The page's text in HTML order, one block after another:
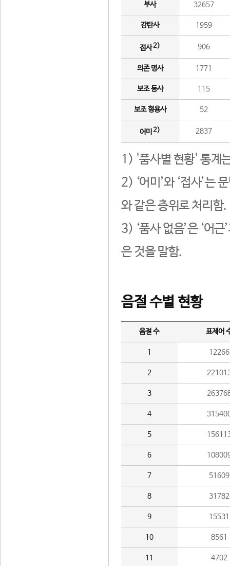
부사 32657
감탄사 1959
접사2) 906
의존 명사 1771
보조 동사 115
보조 형용사 52
어미 2) 2837
1) '품사별 현황' 통계
2) ‘어미’와 ‘접사’는
와 같은 층위로 처리함.
3) ‘품사 없음’은 ‘어
은 것을 말함.
음절 수별 현황
음절 수 표제어
1 12266
2
3
4
5
6
7 51609
8 31782
9 15531
10 8561
11 4702